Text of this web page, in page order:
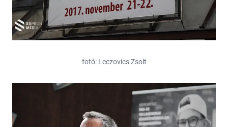
fotó: Leczovics Zsolt